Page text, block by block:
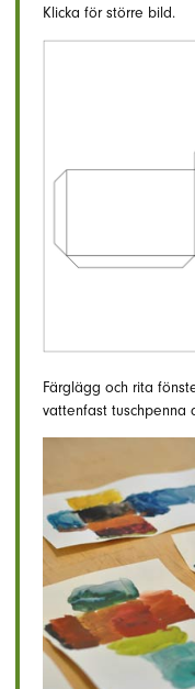
Klicka för större bild.
Färglägg och rita
vattenfast tuschpenna